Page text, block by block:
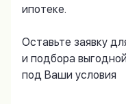
ипотеке.
Оставьте заявку
и подбора
под Ваши условия